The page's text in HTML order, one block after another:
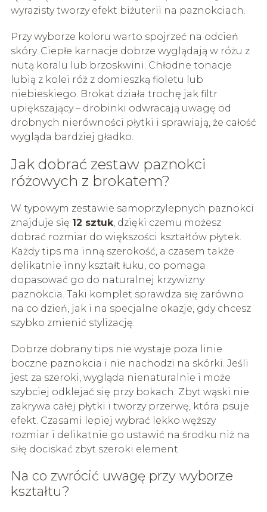
wyrazisty tworzy efekt biżuterii na paznokciach.
Przy wyborze koloru warto spojrzeć na odcień
skóry. Ciepłe karnacje dobrze wyglądają w różu z
nutą koralu lub brzoskwini. Chłodne tonacje
lubią z kolei róż z domieszką fioletu lub
niebieskiego. Brokat działa trochę jak filtr
upiększający – drobinki odwracają uwagę od
drobnych nierówności płytki i sprawiają, że całość
wygląda bardziej gładko.
Jak dobrać zestaw paznokci
różowych z brokatem?
W typowym zestawie samoprzylepnych paznokci
znajduje się 12 sztuk, dzięki czemu możesz
dobrać rozmiar do większości kształtów płytek.
Każdy tips ma inną szerokość, a czasem także
delikatnie inny kształt łuku, co pomaga
dopasować go do naturalnej krzywizny
paznokcia. Taki komplet sprawdza się zarówno
na co dzień, jak i na specjalne okazje, gdy chcesz
szybko zmienić stylizację.
Dobrze dobrany tips nie wystaje poza linie
boczne paznokcia i nie nachodzi na skórki. Jeśli
jest za szeroki, wygląda nienaturalnie i może
szybciej odklejać się przy bokach. Zbyt wąski nie
zakrywa całej płytki i tworzy przerwę, która psuje
efekt. Czasami lepiej wybrać lekko węższy
rozmiar i delikatnie go ustawić na środku niż na
siłę dociskać zbyt szeroki element.
Na co zwrócić uwagę przy wyborze
kształtu?